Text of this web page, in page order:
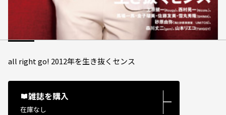
all right go! 2012年を生き抜くセンス
雑誌を購入
在庫なし
―